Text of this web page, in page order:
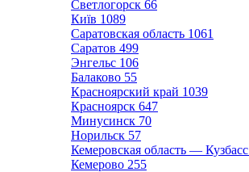
Светлогорск 66
Київ 1089
Саратовская область 1061
Саратов 499
Энгельс 106
Балаково 55
Красноярский край 1039
Красноярск 647
Минусинск 70
Норильск 57
Кемеровская область — Кузбасс
Кемерово 255